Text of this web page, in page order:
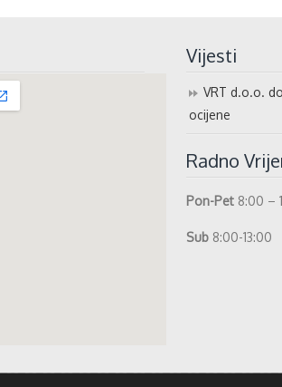
Vijesti
VRT d.o.o.
ocijene
Radno
Pon-Pet 8:00 –
Sub 8:00-13:00